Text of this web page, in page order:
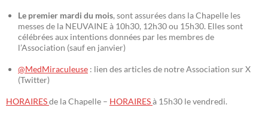
Le premier mardi du mois, sont assurées dans la Chapelle les
messes de la NEUVAINE à 10h30, 12h30 ou 15h30. Elles sont
célébrées aux intentions données par les membres de
l’Association (sauf en janvier)
@MedMiraculeuse : lien des articles de notre Association sur X
(Twitter)
HORAIRESde la Chapelle – HORAIRESà 15h30 le vendredi.